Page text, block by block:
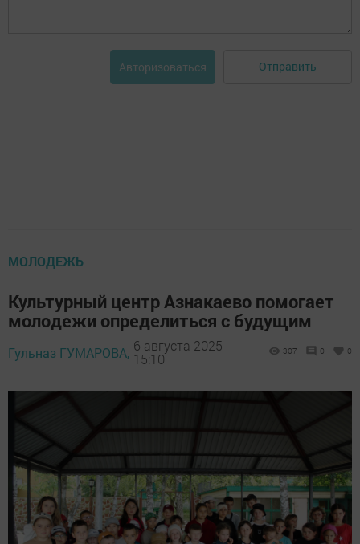
Авторизоваться Отправить
МОЛОДЕЖЬ
Культурный центр Азнакаево помогает
молодежи определиться с будущим
Гульназ ГУМАРОВА, 6 августа 2025 -
15:10
307 0 0